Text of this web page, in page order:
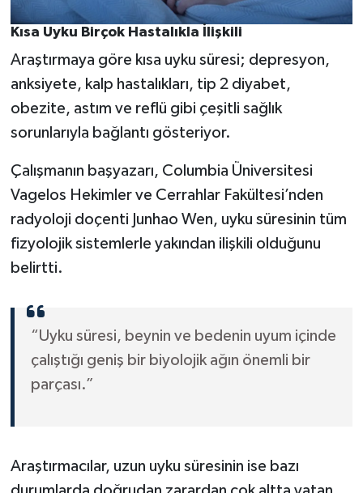
Kısa Uyku Birçok Hastalıkla İlişkili
Araştırmaya göre kısa uyku süresi; depresyon,
anksiyete, kalp hastalıkları, tip 2 diyabet,
obezite, astım ve reflü gibi çeşitli sağlık
sorunlarıyla bağlantı gösteriyor.
Çalışmanın başyazarı, Columbia Üniversitesi
Vagelos Hekimler ve Cerrahlar Fakültesi’nden
radyoloji doçenti Junhao Wen, uyku süresinin tüm
fizyolojik sistemlerle yakından ilişkili olduğunu
belirtti.
“Uyku süresi, beynin ve bedenin uyum içinde
çalıştığı geniş bir biyolojik ağın önemli bir
parçası.”
Araştırmacılar, uzun uyku süresinin ise bazı